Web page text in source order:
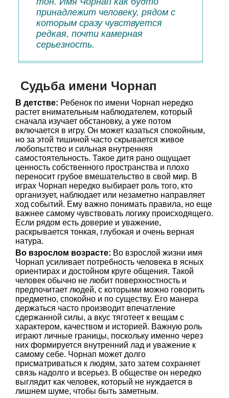
принадлежит человеку, рядом с
которым сразу чувствуется
редкая, почти камерная
серьезность.
Судьба имени Чорнап
В детстве: Ребенок по имени Чорнап нередко
растет внимательным наблюдателем, который
сначала изучает обстановку, а уже потом
включается в игру. Он может казаться спокойным,
но за этой тишиной часто скрывается живое
любопытство и сильная внутренняя
самостоятельность. Такое дитя рано ощущает
ценность собственного пространства и плохо
переносит грубое вмешательство в свой мир. В
играх Чорнап нередко выбирает роль того, кто
организует, наблюдает или незаметно направляет
ход событий. Ему важно понимать правила, но еще
важнее самому чувствовать логику происходящего.
Если рядом есть доверие и уважение,
раскрывается тонкая, глубокая и очень верная
натура.
Во взрослом возрасте: Во взрослой жизни имя
Чорнап усиливает потребность человека в ясных
ориентирах и достойном круге общения. Такой
человек обычно не любит поверхностность и
предпочитает людей, с которыми можно говорить
предметно, спокойно и по существу. Его манера
держаться часто производит впечатление
сдержанной силы, а вкус тяготеет к вещам с
характером, качеством и историей. Важную роль
играют личные границы, поскольку именно через
них формируется внутренний лад и уважение к
самому себе. Чорнап может долго
присматриваться к людям, зато затем сохраняет
связь надолго и всерьез. В обществе он нередко
выглядит как человек, который не нуждается в
лишнем шуме, чтобы быть заметным.